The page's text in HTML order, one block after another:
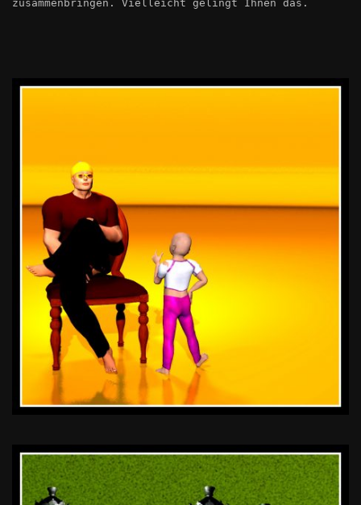
zusammenbringen. Vielleicht gelingt Ihnen das.